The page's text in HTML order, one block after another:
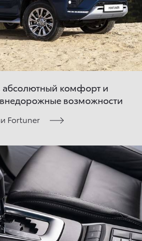
комфорт и
возможности
Fortuner